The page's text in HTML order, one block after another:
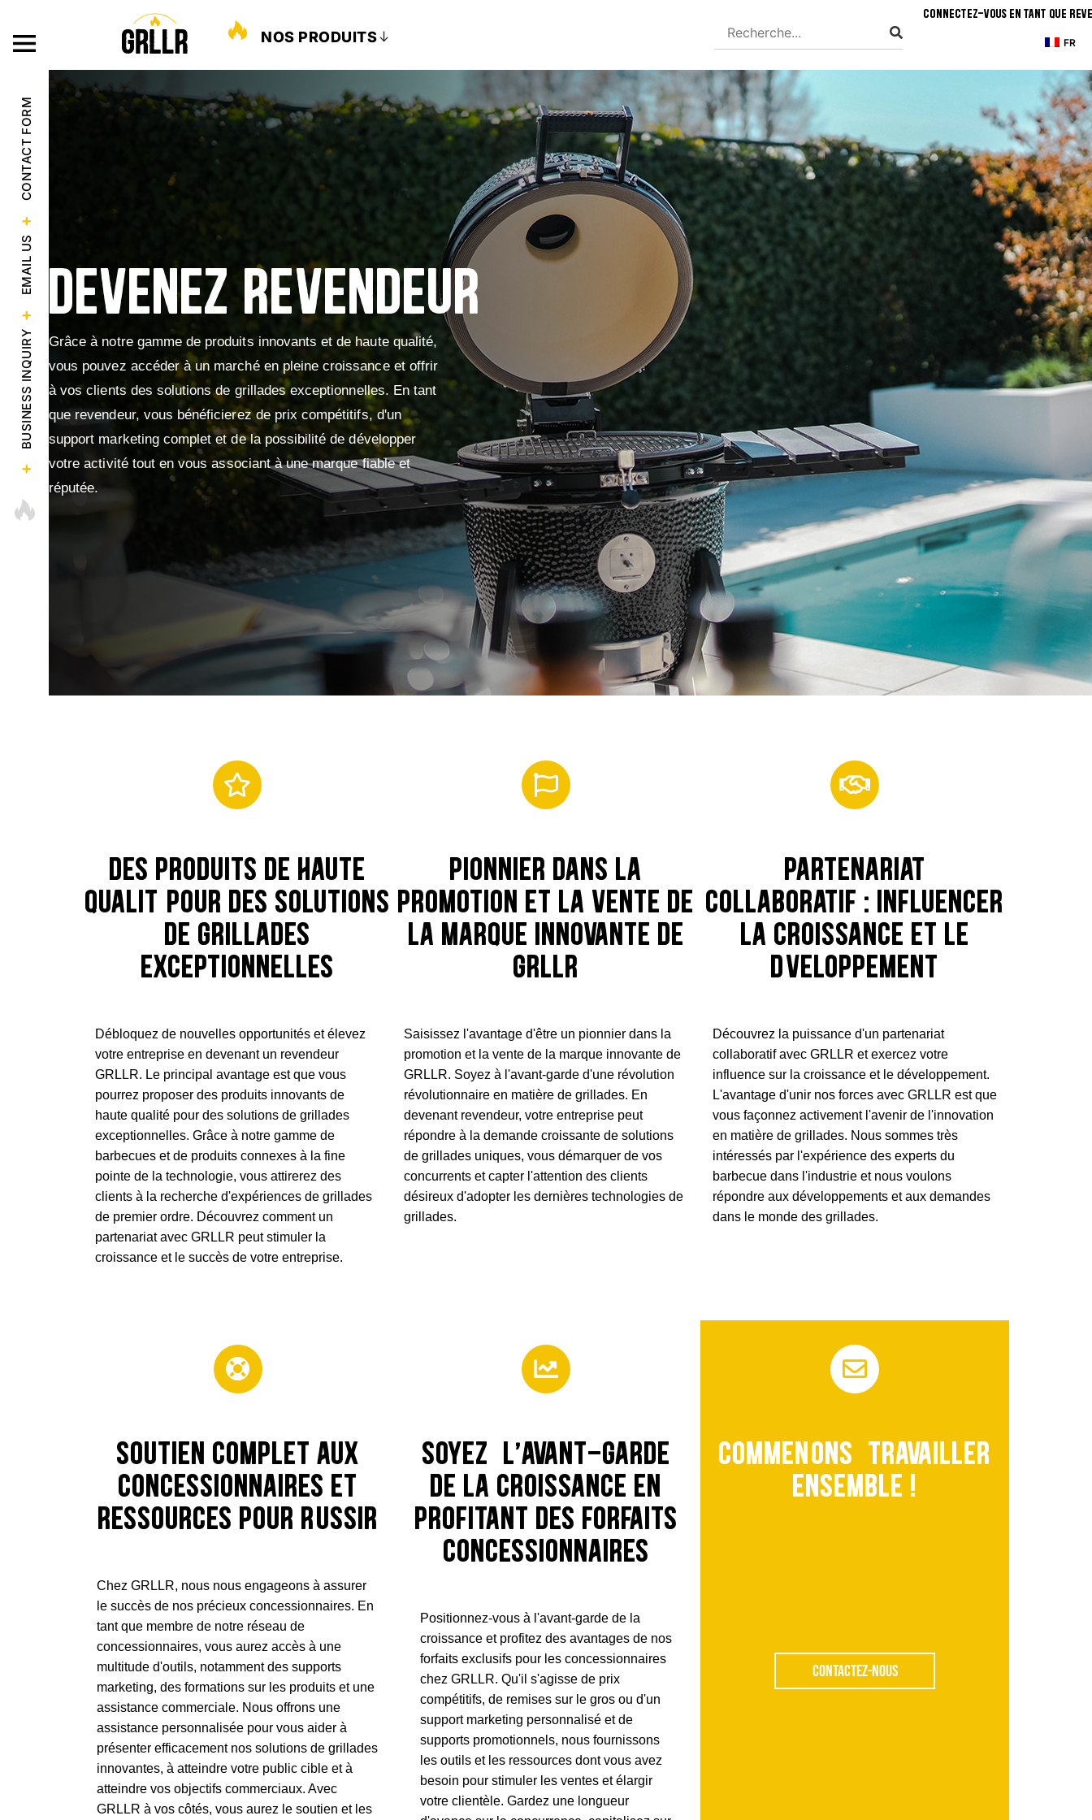
BUSINESS INQUIRY
EMAIL US
CONTACT FORM
NOS PRODUITS
Connectez-vous en tant que
FR
DEVENEZ REVENDEUR
Grâce à notre gamme de produits innovants et de haute qualité,
vous pouvez accéder à un marché en pleine croissance et offrir
à vos clients des solutions de grillades exceptionnelles. En tant
que revendeur, vous bénéficierez de prix compétitifs, d'un
support marketing complet et de la possibilité de développer
votre activité tout en vous associant à une marque fiable et
réputée.
Des produits de haute
qualité pour des solutions
de grillades
exceptionnelles
Débloquez de nouvelles opportunités et élevez
votre entreprise en devenant un revendeur
GRLLR. Le principal avantage est que vous
pourrez proposer des produits innovants de
haute qualité pour des solutions de grillades
exceptionnelles. Grâce à notre gamme de
barbecues et de produits connexes à la fine
pointe de la technologie, vous attirerez des
clients à la recherche d'expériences de grillades
de premier ordre. Découvrez comment un
partenariat avec GRLLR peut stimuler la
croissance et le succès de votre entreprise.
Pionnier dans la
promotion et la vente de
la marque innovante de
GRLLr
Saisissez l'avantage d'être un pionnier dans la
promotion et la vente de la marque innovante de
GRLLR. Soyez à l'avant-garde d'une révolution
révolutionnaire en matière de grillades. En
devenant revendeur, votre entreprise peut
répondre à la demande croissante de solutions
de grillades uniques, vous démarquer de vos
concurrents et capter l'attention des clients
désireux d'adopter les dernières technologies de
grillades.
Partenariat
collaboratif : influencer
la croissance et le
développement
Découvrez la puissance d'un partenariat
collaboratif avec GRLLR et exercez votre
influence sur la croissance et le développement.
L'avantage d'unir nos forces avec GRLLR est que
vous façonnez activement l'avenir de l'innovation
en matière de grillades. Nous sommes très
intéressés par l'expérience des experts du
barbecue dans l'industrie et nous voulons
répondre aux développements et aux demandes
dans le monde des grillades.
Soutien complet aux
concessionnaires et
ressources pour réussir
Chez GRLLR, nous nous engageons à assurer
le succès de nos précieux concessionnaires. En
tant que membre de notre réseau de
concessionnaires, vous aurez accès à une
multitude d'outils, notamment des supports
marketing, des formations sur les produits et une
assistance commerciale. Nous offrons une
assistance personnalisée pour vous aider à
présenter efficacement nos solutions de grillades
innovantes, à atteindre votre public cible et à
atteindre vos objectifs commerciaux. Avec
GRLLR à vos côtés, vous aurez le soutien et les
Soyez à l'avant-garde
de la croissance en
profitant des forfaits
concessionnaires
Positionnez-vous à l'avant-garde de la
croissance et profitez des avantages de nos
forfaits exclusifs pour les concessionnaires
chez GRLLR. Qu'il s'agisse de prix
compétitifs, de remises sur le gros ou d'un
support marketing personnalisé et de
supports promotionnels, nous fournissons
les outils et les ressources dont vous avez
besoin pour stimuler les ventes et élargir
votre clientèle. Gardez une longueur
Commençons à travailler
ensemble !
Contactez-nous